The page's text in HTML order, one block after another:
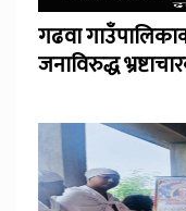
गढवा
जनाविरुद्ध